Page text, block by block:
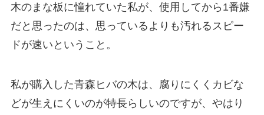
木のまな板に憧れていた私が、使用してから1番嫌
だと思ったのは、思っているよりも汚れるスピー
ドが速いということ。
私が購入した青森ヒバの木は、腐りにくくカビな
どが生えにくいのが特長らしいのですが、やはり